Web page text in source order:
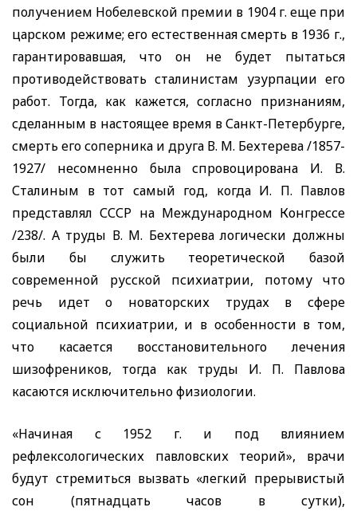
получением Нобелевской премии в 1904 г. еще при
царском режиме; его естественная смерть в 1936 г.,
гарантировавшая, что он не будет пытаться
противодействовать сталинистам узурпации его
работ. Тогда, как кажется, согласно признаниям,
сделанным в настоящее время в Санкт-Петербурге,
смерть его соперника и друга В. М. Бехтерева /1857-
1927/ несомненно была спровоцирована И. В.
Сталиным в тот самый год, когда И. П. Павлов
представлял СССР на Международном Конгрессе
/238/. А труды В. М. Бехтерева логически должны
были бы служить теоретической базой
современной русской психиатрии, потому что
речь идет о новаторских трудах в сфере
социальной психиатрии, и в особенности в том,
что касается восстановительного лечения
шизофреников, тогда как труды И. П. Павлова
касаются исключительно физиологии.
«Начиная с 1952 г. и под влиянием
рефлексологических павловских теорий», врачи
будут стремиться вызвать «легкий прерывистый
сон (пятнадцать часов в сутки),